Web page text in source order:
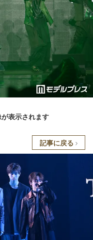
表示されます
記事に戻る